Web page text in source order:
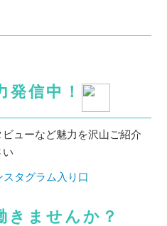
信中！
ューなど魅力を沢山ご紹介
きませんか？